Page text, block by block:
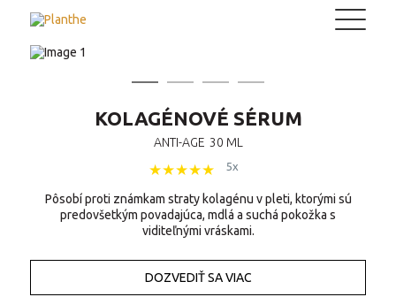
Planthe
KOLAGÉNOVÉ SÉRUM
ANTI-AGE 30 ML
★★★★★ 5x
Pôsobí proti známkam straty kolagénu v pleti, ktorými sú
predovšetkým povadajúca, mdlá a suchá pokožka s
viditeľnými vráskami.
DOZVEDIŤ SA VIAC